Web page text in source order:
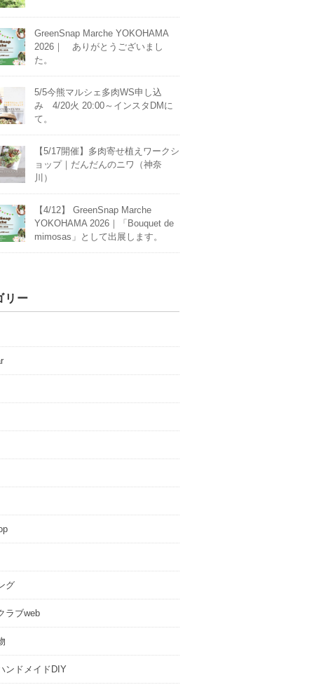
GreenSnap Marche YOKOHAMA
2026｜ ありがとうございまし
た。
5/5今熊マルシェ多肉WS申し込
み 4/20火 20:00～インスタDMに
て。
【5/17開催】多肉寄せ植えワークシ
ョップ｜だんだんのニワ（神奈
川）
【4/12】 GreenSnap Marche
YOKOHAMA 2026｜「Bouquet de
mimosas」として出展します。
リー
グ
ラブweb
ンドメイドDIY